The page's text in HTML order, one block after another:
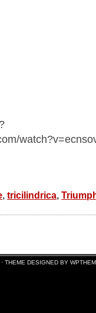
, tricilindrica,
· THEME DESIGNED BY